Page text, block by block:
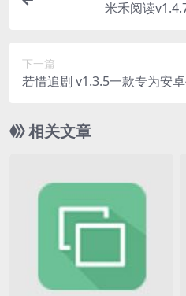
米禾阅读
下一篇
若惜追剧 v1.3.5一款专为安
相关文章